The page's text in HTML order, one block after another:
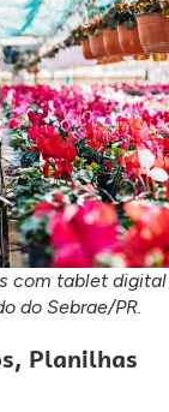
com tablet digital
do Sebrae/PR.
Planilhas